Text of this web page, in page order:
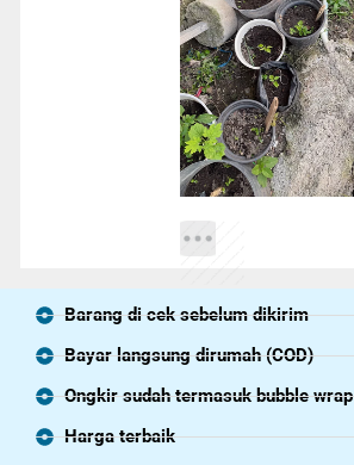
Barang di cek sebelum dikirim
Bayar langsung dirumah (COD)
Ongkir sudah termasuk bubble wrap
Harga terbaik